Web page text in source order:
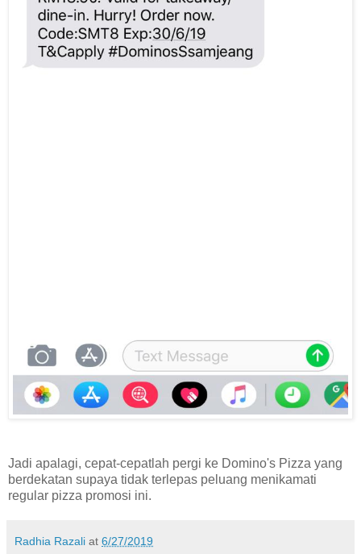
Jadi apalagi, cepat-cepatlah pergi ke Domino's Pizza yang
berdekatan supaya tidak terlepas peluang menikamati
regular pizza promosi ini.
Radhia Razali at 6/27/2019